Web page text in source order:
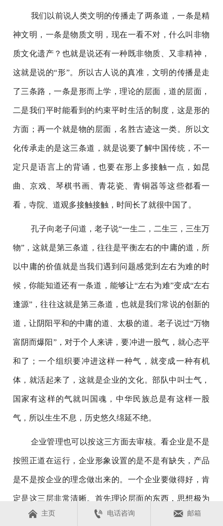
我们以前说人类文明的传播走了两条道，一条是精
神文明，一条是物质文明，现在一看不对，什么叫非物
质文化遗产？也就是说还有一种既非物质、又非精神，
这就是说的“形”。所以古人说的真准，文明的传播是走
了三条路，一条是形而上学，理论的层面，道的层面，
二是我们平时能看到的约束平时生活的制度，这是形的
方面；再一个就是物的层面，名胜古迹这一类。所以文
化传承走的是这三条道，就是说要了解中国传统，不一
定只是语言上的背诵，也要在形上多接触一点，如昆
曲、京戏、琴棋书画、青花瓷、青铜器等这些都看一
看，寺院、道观多接触接触，时间长了就很中国了。
孔子向老子问道，老子说“一生二，二生三，三生万
物”，这就是第三条道，往往是平衡左右的中庸的道，所
以中庸的价值就是当我们遇到问题感觉到左右为难的时
候，你能知道还有一条道，能够让“左右为难”变成“左右
逢源”，往往这就是第三条道，也就是我们常说的创新的
道，让阴阳平和的中庸的道、太极的道。老子说过“万物
富阴而爆阳”，对于个人来讲，要冲进一股气，就心态平
和了；一个组织要冲进这样一种气，就变成一种有机
体，就活起来了，这就是企业的文化。部队中叫士气，
国家有这样的气就叫国魂，中华民族总是有这样一股
气，所以生生不息，历史悠久绵延不绝。
企业管理也可以按这三方面去审核。看企业是不是
按照正道在运行，企业形象设置的是不是有缺失，产品
是不是按企业的理念做出来的。一个企业要做得好，肯
定是这三层非常清晰。首先理论层面的东西，思想极为
明确，知道我们这个企业怎么发展，有思想、有理论、
 主页  电话咨询  邮箱